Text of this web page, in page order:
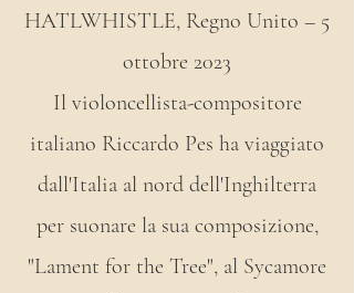
HATLWHISTLE, Regno Unito – 5
ottobre 2023
Il violoncellista-compositore
italiano Riccardo Pes ha viaggiato
dall'Italia al nord dell'Inghilterra
per suonare la sua composizione,
"Lament for the Tree", al Sycamore